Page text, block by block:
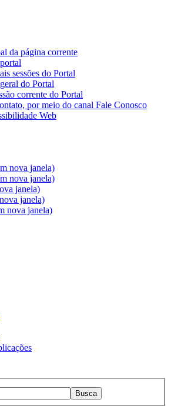
da página corrente
sessões do Portal
do Portal
corrente do Portal
por meio do canal Fale Conosco
Web
nova janela)
nova janela)
janela)
janela)
nova janela)
Busca